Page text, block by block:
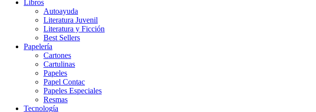
Libros
Autoayuda
Literatura Juvenil
Literatura y Ficción
Best Sellers
Papelería
Cartones
Cartulinas
Papeles
Papel Contac
Papeles Especiales
Resmas
Tecnología